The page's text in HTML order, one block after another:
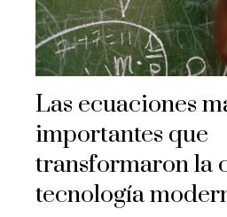
Las ecuaciones
importantes que
transformaron la
tecnología